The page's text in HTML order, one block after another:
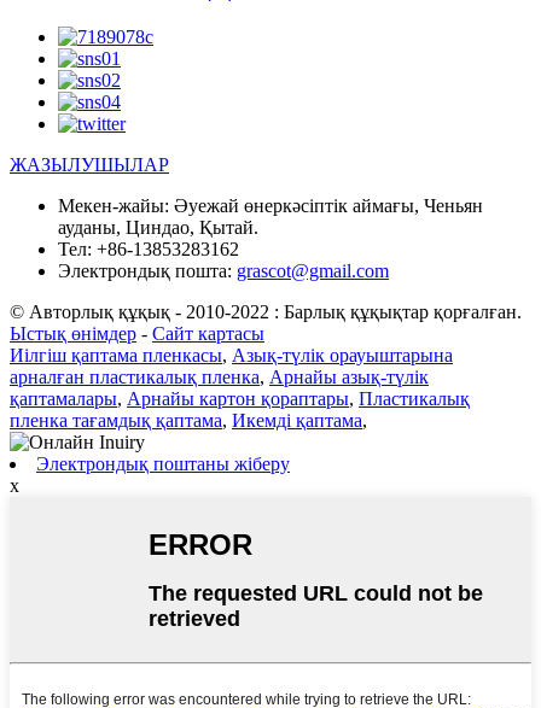
ЖАЗЫЛУШЫЛАР
Мекен-жайы: Әуежай өнеркәсіптік аймағы, Ченьян
ауданы, Циндао, Қытай.
Тел: +86-13853283162
Электрондық пошта: grascot@gmail.com
© Авторлық құқық - 2010-2022 : Барлық құқықтар қорғалған.
Ыстық өнімдер - Сайт картасы
Иілгіш қаптама пленкасы, Азық-түлік орауыштарына
арналған пластикалық пленка, Арнайы азық-түлік
қаптамалары, Арнайы картон қораптары, Пластикалық
пленка тағамдық қаптама, Икемді қаптама,
Электрондық поштаны жіберу
x